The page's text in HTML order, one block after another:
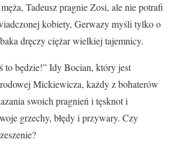
Tadeusz pragnie Zosi, ale nie potrafi
kobiety, Gerwazy myśli tylko o
dręczy ciężar wielkiej tajemnicy.
będzie!” Idy Bocian, który jest
Mickiewicza, każdy z bohaterów
swoich pragnień i tęsknot i
grzechy, błędy i przywary. Czy